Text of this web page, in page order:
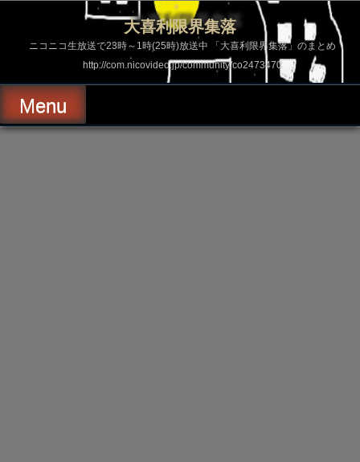
ス
ッ
プ
大喜利限界集落
ニコニコ生放送で23時～1時(25時)放送中 「大喜利限界集落」のまとめ
http://com.nicovideo.jp/community/co2473470
Menu